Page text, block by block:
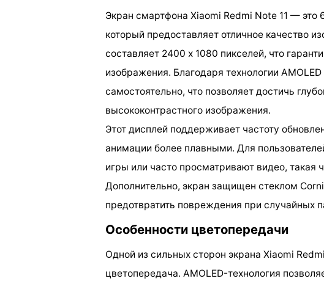
Экран смартфона Xiaomi Redmi Note 11 —
который предоставляет отличное качество
составляет 2400 x 1080 пикселей, что
изображения. Благодаря технологии
самостоятельно, что позволяет достичь
высококонтрастного изображения.
Этот дисплей поддерживает частоту
анимации более плавными. Для
игры или часто просматривают видео,
Дополнительно, экран защищен стеклом
предотвратить повреждения при случайных
Особенности цветопередачи
Одной из сильных сторон экрана Xiaomi
цветопередача. AMOLED-технология